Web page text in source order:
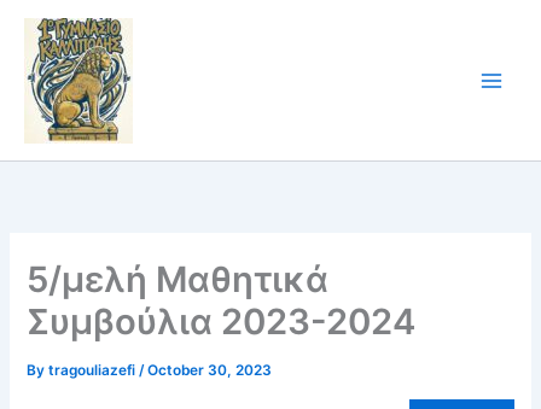
Skip
content
5/μελή Μαθητικά
Συμβούλια 2023-2024
Bytragouliazefi/October 30, 2023